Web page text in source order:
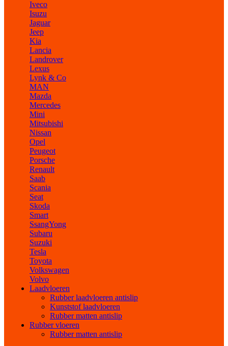
Iveco
Isuzu
Jaguar
Jeep
Kia
Lancia
Landrover
Lexus
Lynk & Co
MAN
Mazda
Mercedes
Mini
Mitsubishi
Nissan
Opel
Peugeot
Porsche
Renault
Saab
Scania
Seat
Skoda
Smart
SsangYong
Subaru
Suzuki
Tesla
Toyota
Volkswagen
Volvo
Laadvloeren
Rubber laadvloeren antislip
Kunststof laadvloeren
Rubber matten antislip
Rubber vloeren
Rubber matten antislip